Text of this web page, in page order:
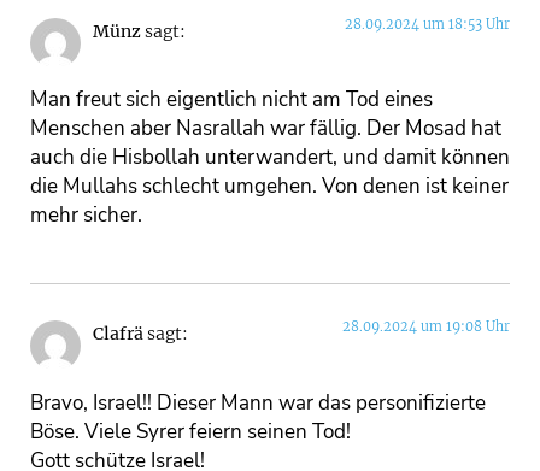
Münzsagt: 28.09.2024 um 18:53 Uhr
Man freut sich eigentlich nicht am Tod eines
Menschen aber Nasrallah war fällig. Der Mosad hat
auch die Hisbollah unterwandert, und damit können
die Mullahs schlecht umgehen. Von denen ist keiner
mehr sicher.
Clafräsagt: 28.09.2024 um 19:08 Uhr
Bravo, Israel!! Dieser Mann war das personifizierte
Böse. Viele Syrer feiern seinen Tod!
Gott schütze Israel!